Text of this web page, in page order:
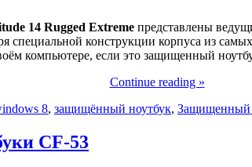
14 Rugged Extreme представлены
специальной конструкции корпуса из
компьютере, если это защищенный
Continue reading »
8, защищённый ноутбук, Защищенный
CF-53